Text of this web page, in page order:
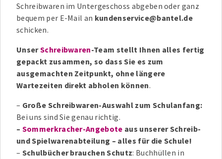
Schreibwaren im Untergeschoss abgeben oder ganz
bequem per E-Mail an kundenservice@bantel.de
schicken.
UnserSchreibwaren-Team stellt Ihnen alles fertig
gepackt zusammen, so dass Sie es zum
ausgemachten Zeitpunkt, ohne längere
Wartezeiten direkt abholen können.
– Große Schreibwaren-Auswahl zum Schulanfang:
Bei uns sind Sie genau richtig.
– Sommerkracher-Angebote aus unserer Schreib-
und Spielwarenabteilung – alles für die Schule!
– Schulbücher brauchen Schutz: Buchhüllen in